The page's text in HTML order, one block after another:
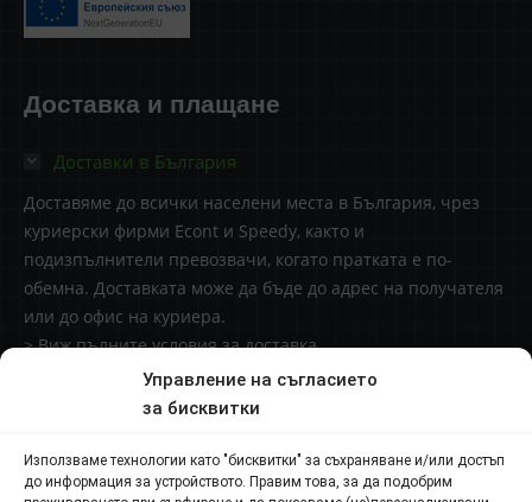
Управление на съгласието
за бисквитки
Използваме технологии като "бисквитки" за съхраняване и/или достъп
до информация за устройството. Правим това, за да подобрим
Доставка и плащане
Доставки в България
Доставяме до всички населени места в България, чрез
куриерски фирми Econt и Speedy, както и
подизпълнители превозвачи, когато пратката е по-
обемна. Доставката може да бъде до адрес на получателя
или до офис на куриера.
> Виж пълните условия за доставка
Доставки извън България